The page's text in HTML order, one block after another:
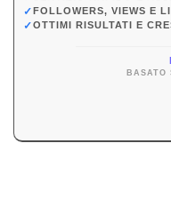
✓FOLLOWERS, VIEWS E
✓OTTIMI RISULTATI E
BASATO